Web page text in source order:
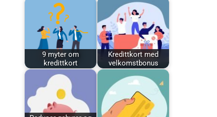
9 myter om
kredittkort
Kredittkort med
velkomstbonus